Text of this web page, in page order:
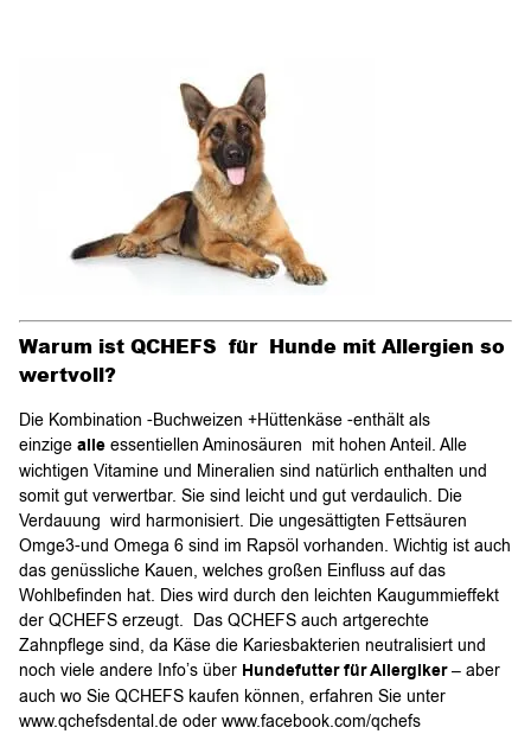
Warum ist QCHEFS für Hunde mit Allergien so
wertvoll?
Die Kombination -Buchweizen +Hüttenkäse -enthält als
einzige alle essentiellen Aminosäuren mit hohen Anteil. Alle
wichtigen Vitamine und Mineralien sind natürlich enthalten und
somit gut verwertbar. Sie sind leicht und gut verdaulich. Die
Verdauung wird harmonisiert. Die ungesättigten Fettsäuren
Omge3-und Omega 6 sind im Rapsöl vorhanden. Wichtig ist auch
das genüssliche Kauen, welches großen Einfluss auf das
Wohlbefinden hat. Dies wird durch den leichten Kaugummieffekt
der QCHEFS erzeugt. Das QCHEFS auch artgerechte
Zahnpflege sind, da Käse die Kariesbakterien neutralisiert und
noch viele andere Info’s über Hundefutter für Allergiker– aber
auch wo Sie QCHEFS kaufen können, erfahren Sie unter
www.qchefsdental.de oder www.facebook.com/qchefs